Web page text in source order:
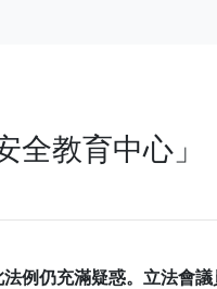
全教育中心
例仍充滿疑惑。立法會